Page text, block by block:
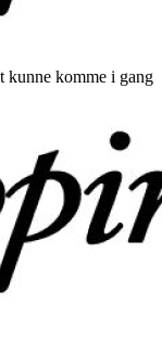
kunne komme i gang